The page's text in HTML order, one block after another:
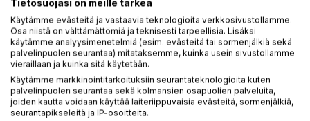
Lisää muistilistalle
Arvostele tuote
Tietosuojasi on meille tärkeä
Käytämme evästeitä ja vastaavia teknologioita verkkosivustollamme.
Osa niistä on välttämättömiä ja teknisesti tarpeellisia. Lisäksi
käytämme analyysimenetelmiä (esim. evästeitä tai sormenjälkiä sekä
palvelinpuolen seurantaa) mitataksemme, kuinka usein sivustollamme
vieraillaan ja kuinka sitä käytetään.
Käytämme markkinointitarkoituksiin seurantateknologioita kuten
palvelinpuolen seurantaa sekä kolmansien osapuolien palveluita,
joiden kautta voidaan käyttää laiteriippuvaisia evästeitä, sormenjälkiä,
seurantapikseleitä ja IP-osoitteita.